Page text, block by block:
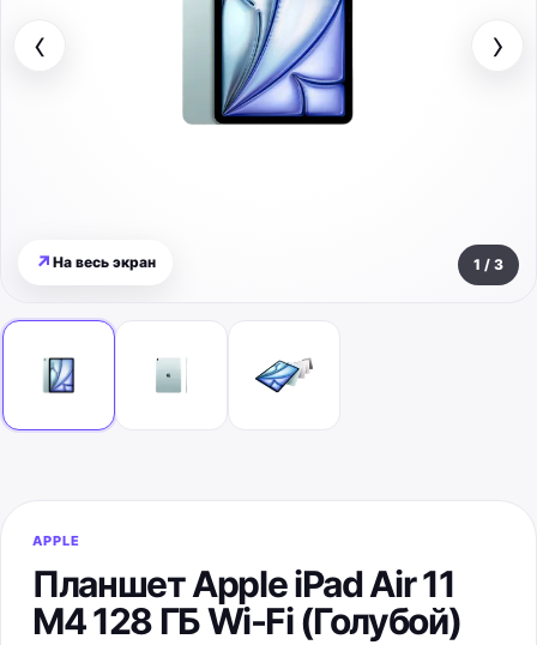
↗ На весь экран
‹ ›
1 / 3
APPLE
Планшет Apple iPad Air 11
M4 128 ГБ Wi-Fi (Голубой)